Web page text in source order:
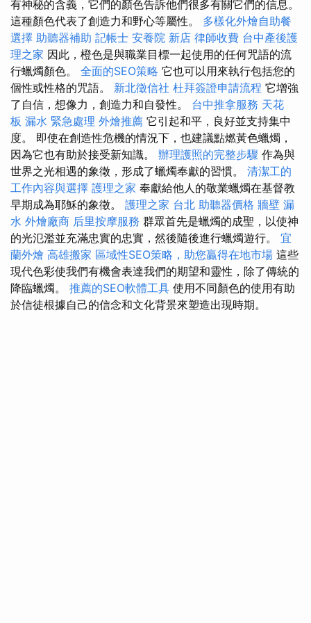
有神秘的含義，它們的顏色告訴他們很多有關它們的信息。
這種顏色代表了創造力和野心等屬性。 多樣化外燴自助餐
選擇 助聽器補助 記帳士 安養院 新店 律師收費 台中產後護
理之家 因此，橙色是與職業目標一起使用的任何咒語的流
行蠟燭顏色。 全面的SEO策略 它也可以用來執行包括您的
個性或性格的咒語。 新北徵信社 杜拜簽證申請流程 它增強
了自信，想像力，創造力和自發性。 台中推拿服務 天花
板 漏水 緊急處理 外燴推薦 它引起和平，良好並支持集中
度。 即使在創造性危機的情況下，也建議點燃黃色蠟燭，
因為它也有助於接受新知識。 辦理護照的完整步驟 作為與
世界之光相遇的象徵，形成了蠟燭奉獻的習慣。 清潔工的
工作內容與選擇 護理之家 奉獻給他人的敬業蠟燭在基督教
早期成為耶穌的象徵。 護理之家 台北 助聽器價格 牆壁 漏
水 外燴廠商 后里按摩服務 群眾首先是蠟燭的成聖，以使神
的光氾濫並充滿忠實的忠實，然後隨後進行蠟燭遊行。 宜
蘭外燴 高雄搬家 區域性SEO策略，助您贏得在地市場 這些
現代色彩使我們有機會表達我們的期望和靈性，除了傳統的
降臨蠟燭。 推薦的SEO軟體工具 使用不同顏色的使用有助
於信徒根據自己的信念和文化背景來塑造出現時期。